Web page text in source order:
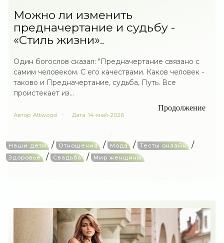
Можно ли изменить
предначертание и судьбу -
«Стиль жизни»..
Один богослов сказал: "Предначертание связано с
самим человеком. С его качествами. Каков человек -
таково и Предначертание, судьба, Путь. Все
проистекает из...
Продолжение
Автор Attwood Дата 14-май-2026
Наши дети / Отношения / Мода / Тесты онлайн /
Здоровье / Свадьба / Мир женщины